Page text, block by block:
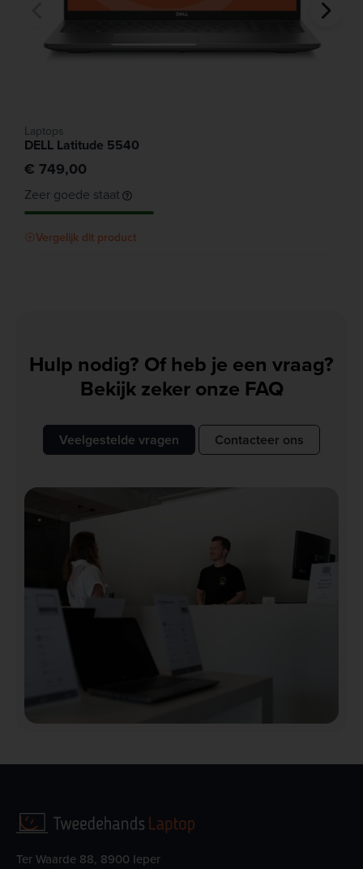
Laptops
DELL Latitude 5540
€ 749,00
Zeer goede staat
Vergelijk dit product
Hulp nodig? Of heb je een vraag?
Bekijk zeker onze FAQ
Veelgestelde vragen Contacteer ons
Ter Waarde 88, 8900 Ieper